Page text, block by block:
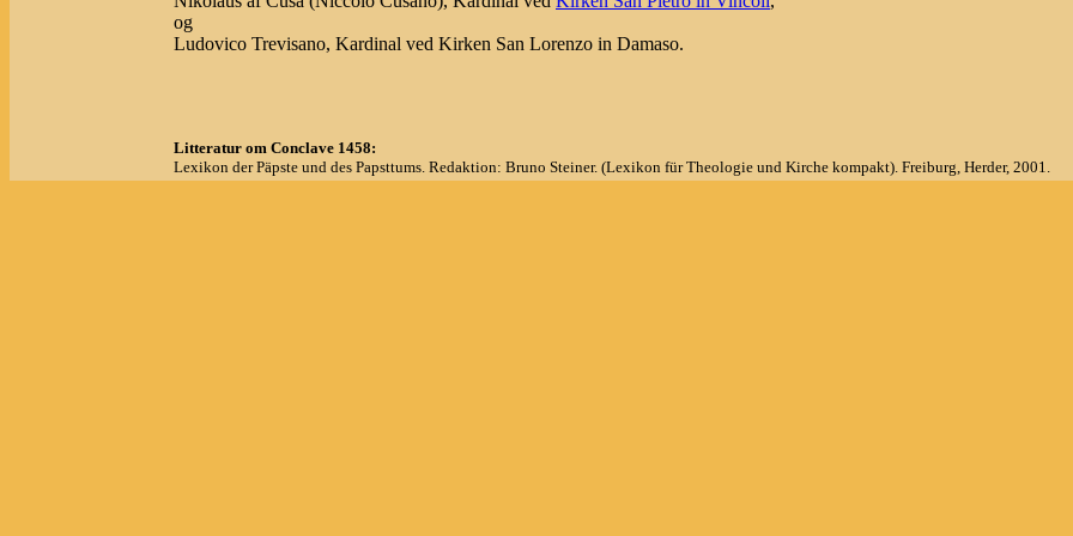
og
Ludovico Trevisano, Kardinal ved Kirken San Lorenzo in Damaso.
Litteratur om Conclave 1458:
Lexikon der Päpste und des Papsttums. Redaktion: Bruno Steiner. (Lexikon für Theologie und Kirche kompakt). Freiburg, Herder, 2001.
- side 311-314.